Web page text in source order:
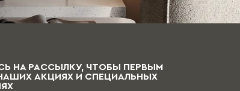
НА РАССЫЛКУ, ЧТОБЫ ПЕРВЫМ
АКЦИЯХ И СПЕЦИАЛЬНЫХ